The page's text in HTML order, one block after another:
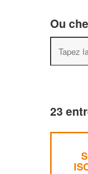
Ou
23